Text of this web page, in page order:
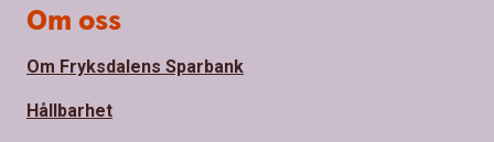
Om oss
Om Fryksdalens Sparbank
Hållbarhet